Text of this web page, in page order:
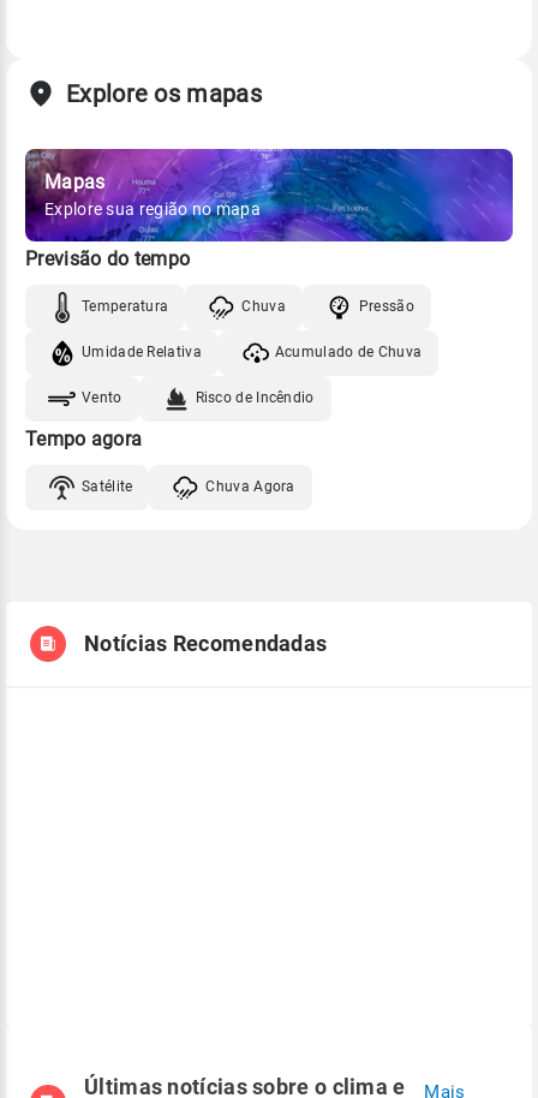
Explore os mapas
Mapas
Explore sua região no mapa
Previsão do tempo
Temperatura Chuva Pressão
Umidade Relativa Acumulado de Chuva
Vento Risco de Incêndio
Tempo agora
Satélite Chuva Agora
Notícias Recomendadas
Últimas notícias sobre o clima e
Mais